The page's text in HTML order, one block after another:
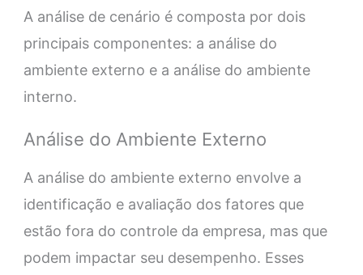
A análise de cenário é composta por dois
principais componentes: a análise do
ambiente externo e a análise do ambiente
interno.
Análise do Ambiente Externo
A análise do ambiente externo envolve a
identificação e avaliação dos fatores que
estão fora do controle da empresa, mas que
podem impactar seu desempenho. Esses